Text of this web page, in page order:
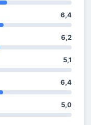
6,4
6,2
5,1
6,4
5,0